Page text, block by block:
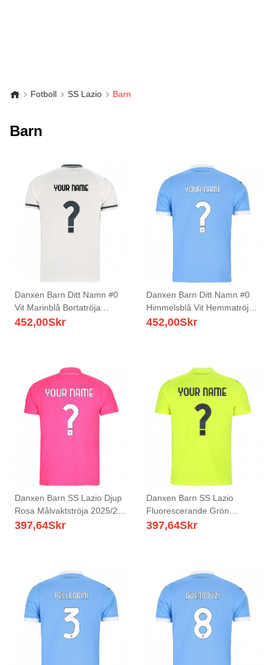
Fotboll SS Lazio Barn
Barn
Danxen Barn Ditt Namn #0
Vit Marinblå Bortatröja
Matchtröjor 2025/26 Tröjor
452,00Skr
Danxen Barn Ditt Namn #0
Himmelsblå Vit Hemmatröja
Matchtröjor 2025/26 Tröjor
452,00Skr
Danxen Barn SS Lazio Djup
Rosa Målvaktströja 2025/26
T-tröja
397,64Skr
Danxen Barn SS Lazio
Fluorescerande Grön
Målvaktströja 2025/26 T-
397,64Skr